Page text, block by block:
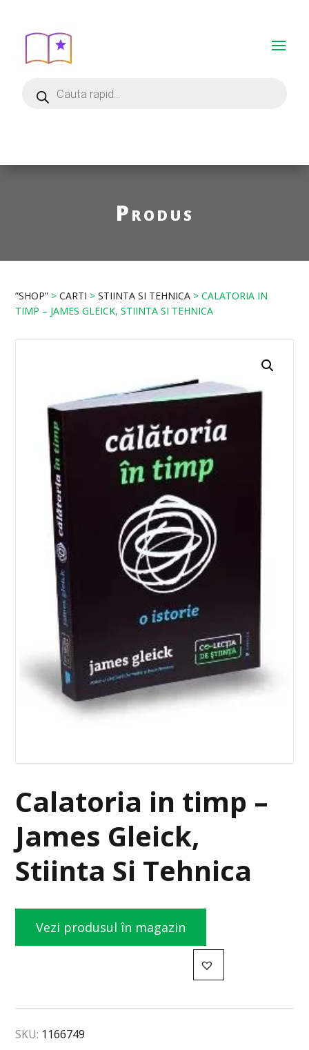
Produs
”SHOP” >CARTI >STIINTA SI TEHNICA > CALATORIA IN
TIMP – JAMES GLEICK, STIINTA SI TEHNICA
Calatoria in timp –
James Gleick,
Stiinta Si Tehnica
Vezi produsul în magazin
SKU: 1166749